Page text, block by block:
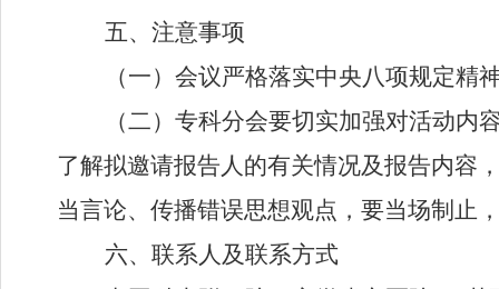
五、注意事项
（一）会议严格落实中央八项规定精
（二） 专科分会要切实加强对活动内
了解拟邀请报告人的有关情况及报告内容
当言论、传播错误思想观点，要当场制止
六、联系人及联系方式